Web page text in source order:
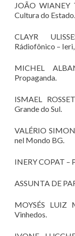
JOÃO WIANEY
Cultura do Estado.
CLAYR
Rádiofônico –
MICHEL
Propaganda.
ISMAEL
Grande do Sul.
VALÉRIO
nel Mondo BG.
INERY COPAT –
ASSUNTA DE
MOYSÉS LUIZ
Vinhedos.